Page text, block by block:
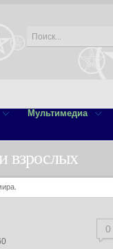
Мультимедиа
взрослых
0